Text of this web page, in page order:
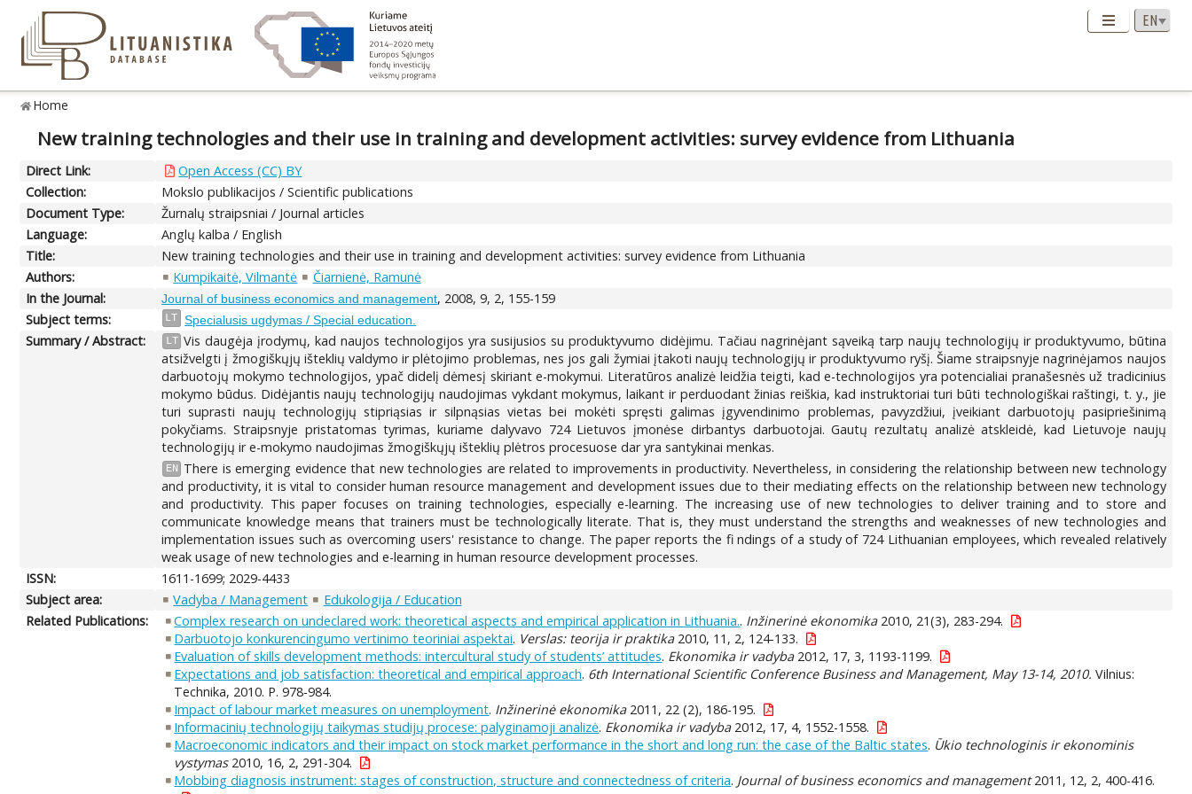
Home
New training technologies and their use in training and development activities: survey evidence from Lithuania
Direct Link:
Open Access (CC) BY
Collection:
Mokslo publikacijos / Scientific publications
Document Type:
Žurnalų straipsniai / Journal articles
Language:
Anglų kalba / English
Title:
New training technologies and their use in training and development activities: survey evidence from Lithuania
Authors:
Kumpikaitė, Vilmantė
Čiarnienė, Ramunė
In the Journal:
Journal of business economics and management, 2008, 9, 2, 155-159
Subject terms:
LT Specialusis ugdymas / Special education.
Summary / Abstract: LT Vis daugėja įrodymų, kad naujos technologijos yra susijusios su produktyvumo didėjimu. Tačiau nagrinėjant sąveiką tarp naujų technologijų ir produktyvumo, būtina
atsižvelgti į žmogiškųjų išteklių valdymo ir plėtojimo problemas, nes jos gali žymiai įtakoti naujų technologijų ir produktyvumo ryšį. Šiame straipsnyje nagrinėjamos naujos
darbuotojų mokymo technologijos, ypač didelį dėmesį skiriant e-mokymui. Literatūros analizė leidžia teigti, kad e-technologijos yra potencialiai pranašesnės už tradicinius
mokymo būdus. Didėjantis naujų technologijų naudojimas vykdant mokymus, laikant ir perduodant žinias reiškia, kad instruktoriai turi būti technologiškai raštingi, t. y., jie
turi suprasti naujų technologijų stipriąsias ir silpnąsias vietas bei mokėti spręsti galimas įgyvendinimo problemas, pavyzdžiui, įveikiant darbuotojų pasipriešinimą
pokyčiams. Straipsnyje pristatomas tyrimas, kuriame dalyvavo 724 Lietuvos įmonėse dirbantys darbuotojai. Gautų rezultatų analizė atskleidė, kad Lietuvoje naujų
technologijų ir e-mokymo naudojimas žmogiškųjų išteklių plėtros procesuose dar yra santykinai menkas.
EN
There is emerging evidence that new technologies are related to improvements in productivity. Nevertheless, in considering the relationship between new technology
and productivity, it is vital to consider human resource management and development issues due to their mediating effects on the relationship between new technology
and productivity. This paper focuses on training technologies, especially e-learning. The increasing use of new technologies to deliver training and to store and
communicate knowledge means that trainers must be technologically literate. That is, they must understand the strengths and weaknesses of new technologies and
implementation issues such as overcoming users' resistance to change. The paper reports the fi ndings of a study of 724 Lithuanian employees, which revealed relatively
weak usage of new technologies and e-learning in human resource development processes.
ISSN:
1611-1699; 2029-4433
Subject area:
Vadyba / Management
Edukologija / Education
Related Publications:
Complex research on undeclared work: theoretical aspects and empirical application in Lithuania.. Inžinerinė ekonomika2010, 21(3), 283-294.
Darbuotojo konkurencingumo vertinimo teoriniai aspektai. Verslas: teorija ir praktika2010, 11, 2, 124-133.
Evaluation of skills development methods: intercultural study of students’ attitudes. Ekonomika ir vadyba2012, 17, 3, 1193-1199.
Expectations and job satisfaction: theoretical and empirical approach. 6th International Scientific Conference Business and Management, May 13-14, 2010. Vilnius:
Technika, 2010. P. 978-984.
Impact of labour market measures on unemployment. Inžinerinė ekonomika2011, 22 (2), 186-195.
Informacinių technologijų taikymas studijų procese: palyginamoji analizė. Ekonomika ir vadyba2012, 17, 4, 1552-1558.
Macroeconomic indicators and their impact on stock market performance in the short and long run: the case of the Baltic states. Ūkio technologinis ir ekonominis
vystymas2010, 16, 2, 291-304.
Mobbing diagnosis instrument: stages of construction, structure and connectedness of criteria. Journal of business economics and management2011, 12, 2, 400-416.